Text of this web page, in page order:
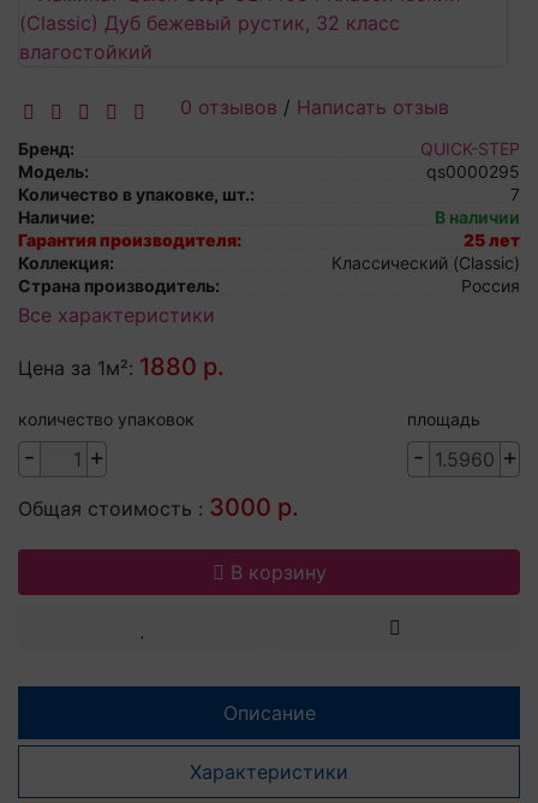
0 отзывов / Написать отзыв
Бренд:
QUICK-STEP
Модель:
qs0000295
Количество в упаковке, шт.:
7
Наличие:
В наличии
Гарантия производителя:
25 лет
Коллекция:
Классический (Classic)
Страна производитель:
Россия
Все характеристики
Цена за 1м²: 1880 р.
количество упаковок
- +
площадь
- +
Общая стоимость : 3000 р.
В корзину
Описание
Характеристики